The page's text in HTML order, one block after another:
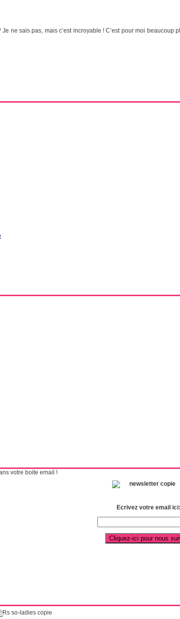
ne sais pas, mais c’est incroyable ! C’est pour moi
votre boite email !
Ecrivez votre email ici: